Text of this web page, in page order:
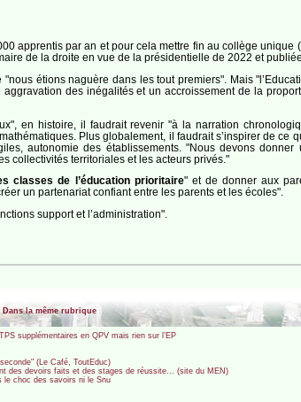
apprentis par an et pour cela mettre fin au collège unique
de la droite en vue de la présidentielle de 2022 et
étions naguère dans les tout premiers". Mais
des inégalités et un accroissement de la
en histoire, il faudrait revenir "à la narration
Plus globalement, il faudrait s’inspirer de ce
autonomie des établissements. "Nous devons donner
collectivités territoriales et les acteurs privés."
classes de l’éducation prioritaire" et de donner aux
un partenariat confiant entre les parents et les écoles".
support et l’administration".
Dans la même rubrique
supplémentaires en QPV mais rien sur l’EP
(Le Café, ToutEduc)
des devoirs faits et des stages de réussite... (site du MEN)
le choc des savoirs ni le Snu